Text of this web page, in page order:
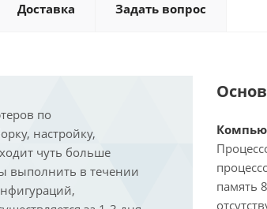
Доставка Задать вопрос
по
настройку,
чуть больше
выполнить в течении
память